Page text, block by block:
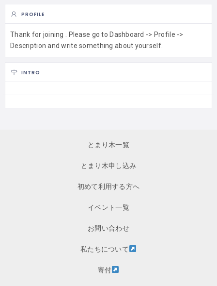
PROFILE
Thank for joining . Please go to Dashboard -> Profile ->
Description and write something about yourself.
INTRO
とまり木一覧
とまり木申し込み
初めて利用する方へ
イベント一覧
お問い合わせ
私たちについて
寄付